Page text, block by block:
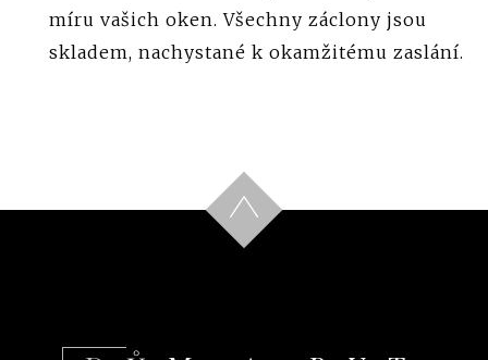
míru vašich oken. Všechny záclony jsou
skladem, nachystané k okamžitému zaslání.